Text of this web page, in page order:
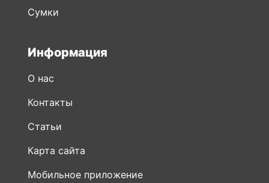
Сумки
Информация
О нас
Контакты
Статьи
Карта сайта
Мобильное приложение